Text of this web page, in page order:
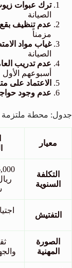
ترك عبوات
الصيانة
عدم تنظيف
مزمناً
غياب مواد
الصيانة
عدم تدريب
أسبوعهم الأول
الاعتماد على
عدم وجود
جدول: محطة ملتزمة vs محطة غير ملتزمة
معيار
التكلفة
السنوية
التفتيش
الصورة
المهنية